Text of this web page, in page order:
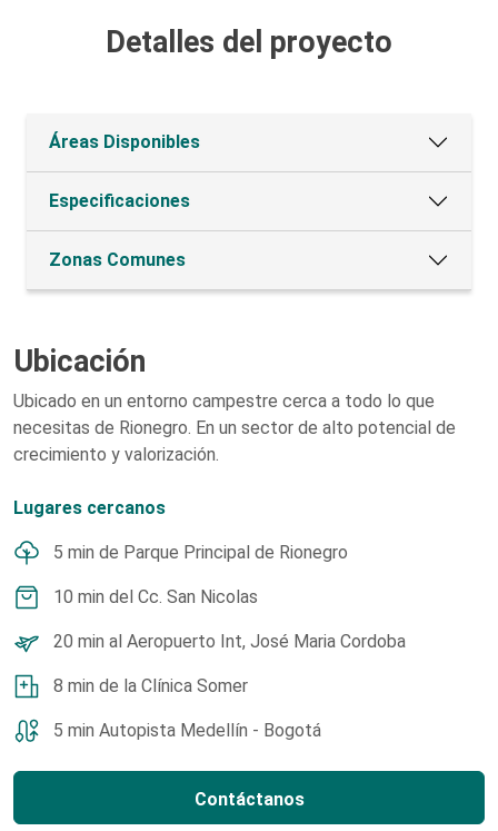
Detalles del proyecto
Áreas Disponibles
Especificaciones
Zonas Comunes
Ubicación
Ubicado en un entorno campestre cerca a todo lo que
necesitas de Rionegro. En un sector de alto potencial de
crecimiento y valorización.
Lugares cercanos
5 min de Parque Principal de Rionegro
10 min del Cc. San Nicolas
20 min al Aeropuerto Int, José Maria Cordoba
8 min de la Clínica Somer
5 min Autopista Medellín - Bogotá
Contáctanos